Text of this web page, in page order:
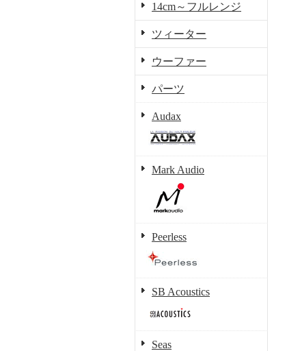
14cm～フルレンジ
ツィーター
ウーファー
パーツ
Audax
Mark Audio
Peerless
SB Acoustics
Seas